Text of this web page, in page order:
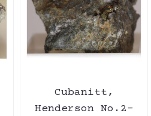
Cubanitt,
Henderson No.2-